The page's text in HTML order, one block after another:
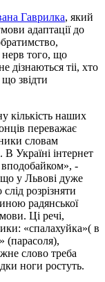
Гаврилка, який
адаптації до
нерв того, що
дізнаються тіі, хто
звідти
кількість наших
переважає
словам
Україні інтернет
-
що у Львові дуже
розрізняти
радянської
Ці речі,
«спалахуйка»( в
(парасоля),
слово треба
ноги ростуть.